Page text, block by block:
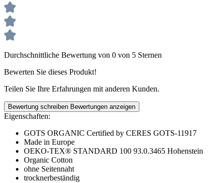
Durchschnittliche Bewertung von 0 von 5 Sternen
Bewerten Sie dieses Produkt!
Teilen Sie Ihre Erfahrungen mit anderen Kunden.
Bewertung schreiben Bewertungen anzeigen
Eigenschaften:
GOTS ORGANIC Certified by CERES GOTS-11917
Made in Europe
OEKO-TEX® STANDARD 100 93.0.3465 Hohenstein
Organic Cotton
ohne Seitennaht
trocknerbeständig